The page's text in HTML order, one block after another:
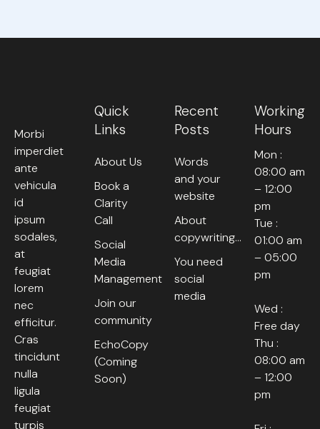
Morbi
imperdiet
ante
vehicula
id
ipsum
sodales,
at
feugiat
lorem
nec
efficitur.
Cras
tincidunt
nulla
ligula
feugiat
turpis
Quick
Links
About Us
Book a
Clarity
Call
Social
Media
Management
Join our
community
EchoCopy
(Coming
Soon)
Recent
Posts
Words
and your
website
About
copywriting…
You need
social
media
Working
Hours
Mon :
08:00 am
– 12:00
pm
Tue :
01:00 am
– 05:00
pm
Wed :
Free day
Thu :
08:00 am
– 12:00
pm